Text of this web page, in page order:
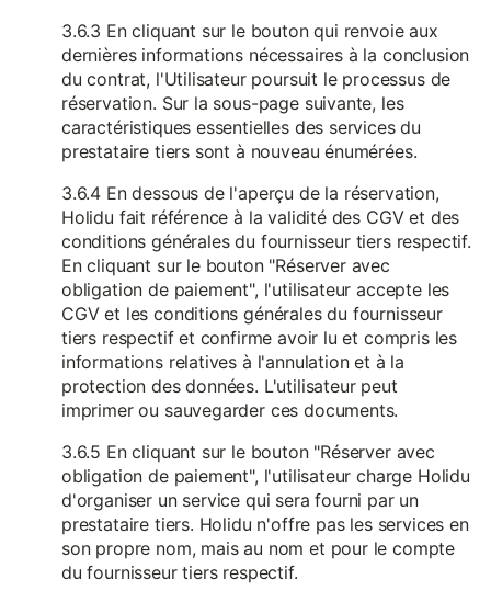
3.6.3 En cliquant sur le bouton qui renvoie aux
dernières informations nécessaires à la conclusion
du contrat, l'Utilisateur poursuit le processus de
réservation. Sur la sous-page suivante, les
caractéristiques essentielles des services du
prestataire tiers sont à nouveau énumérées.
3.6.4 En dessous de l'aperçu de la réservation,
Holidu fait référence à la validité des CGV et des
conditions générales du fournisseur tiers respectif.
En cliquant sur le bouton "Réserver avec
obligation de paiement", l'utilisateur accepte les
CGV et les conditions générales du fournisseur
tiers respectif et confirme avoir lu et compris les
informations relatives à l'annulation et à la
protection des données. L'utilisateur peut
imprimer ou sauvegarder ces documents.
3.6.5 En cliquant sur le bouton "Réserver avec
obligation de paiement", l'utilisateur charge Holidu
d'organiser un service qui sera fourni par un
prestataire tiers. Holidu n'offre pas les services en
son propre nom, mais au nom et pour le compte
du fournisseur tiers respectif.